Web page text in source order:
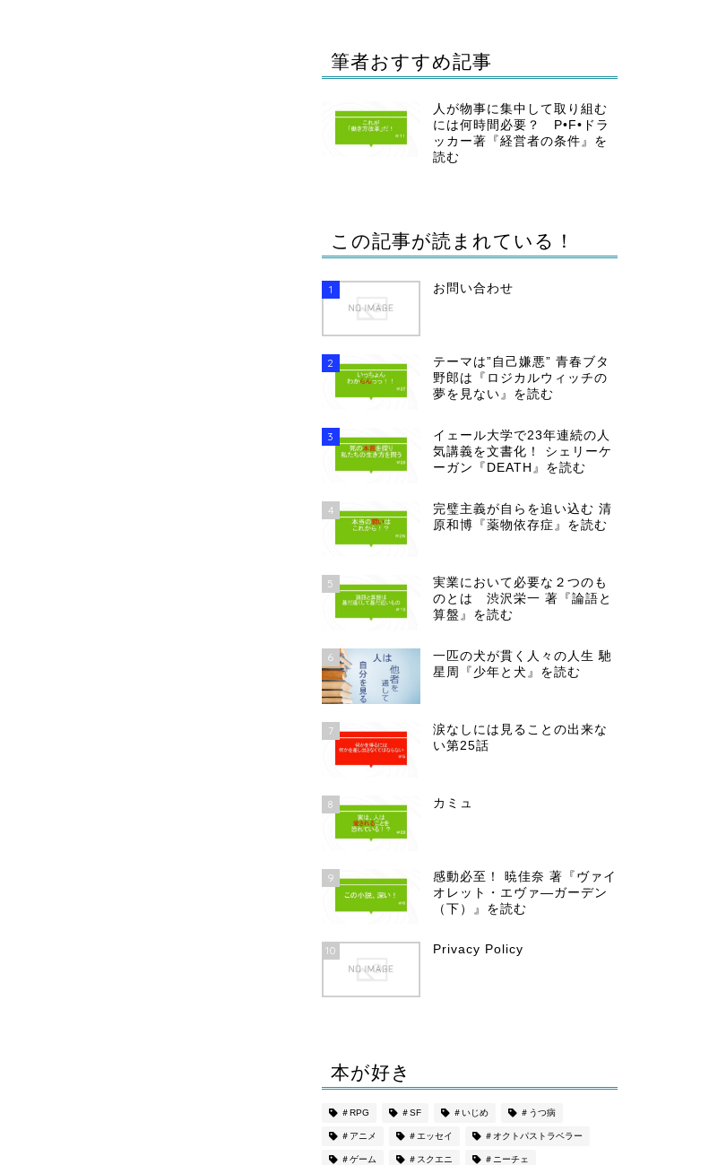
筆者おすすめ記事
人が物事に集中して取り組む
には何時間必要？ P•F•ドラ
ッカー著『経営者の条件』を
読む
この記事が読まれている！
1 お問い合わせ
2
テーマは”自己嫌悪” 青春ブタ
野郎は『ロジカルウィッチの
夢を見ない』を読む
3
イェール大学で23年連続の人
気講義を文書化！ シェリーケ
ーガン『DEATH』を読む
4
完璧主義が自らを追い込む 清
原和博『薬物依存症』を読む
5
実業において必要な２つのも
のとは 渋沢栄一 著『論語と
算盤』を読む
6
一匹の犬が貫く人々の人生 馳
星周『少年と犬』を読む
7
涙なしには見ることの出来な
い第25話
8 カミュ
9
感動必至！ 暁佳奈 著『ヴァイ
オレット・エヴァ―ガーデン
（下）』を読む
10 Privacy Policy
本が好き
＃RPG ＃SF ＃いじめ ＃うつ病
＃アニメ ＃エッセイ ＃オクトパストラベラー
＃ゲーム ＃スクエニ ＃ニーチェ